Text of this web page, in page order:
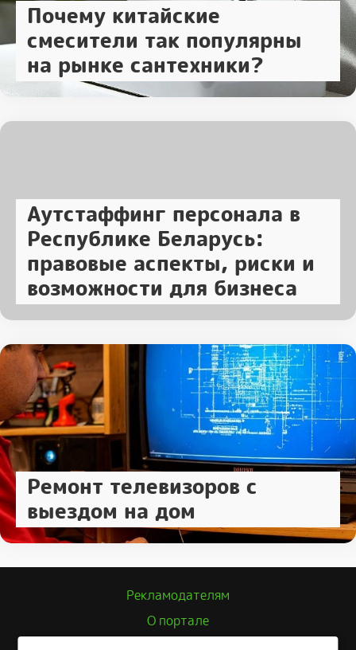
Почему китайские
смесители так популярны
на рынке сантехники?
Аутстаффинг персонала в
Республике Беларусь:
правовые аспекты, риски и
возможности для бизнеса
Ремонт телевизоров с
выездом на дом
Рекламодателям
О портале